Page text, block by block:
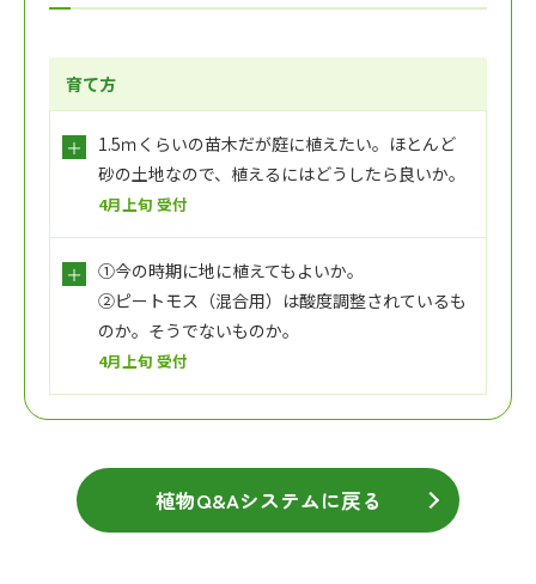
育て方
1.5ｍくらいの苗木だが庭に植えたい。ほとんど
砂の土地なので、植えるにはどうしたら良いか。
4月上旬 受付
①今の時期に地に植えてもよいか。
②ピートモス（混合用）は酸度調整されているも
のか。そうでないものか。
4月上旬 受付
植物Q&Aシステムに戻る